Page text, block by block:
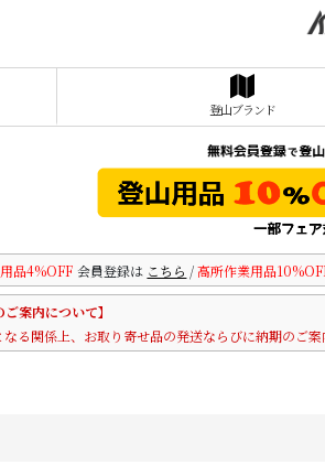
登山ブランド
品4%OFF 会員登録は こちら /高所作業用品
案内について】
る関係上、お取り寄せ品の発送ならびに納期のご